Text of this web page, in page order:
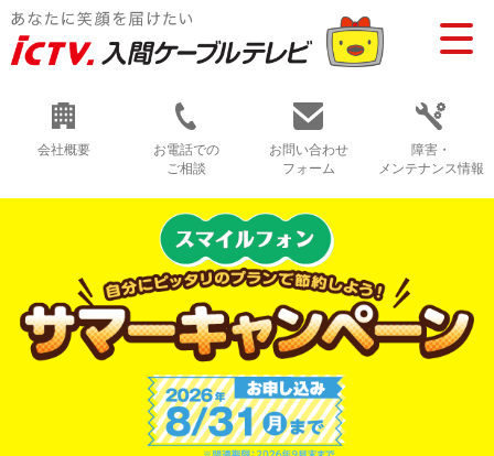
会社概要
お電話での
ご相談
お問い合わせ
フォーム
障害・
メンテナンス情報